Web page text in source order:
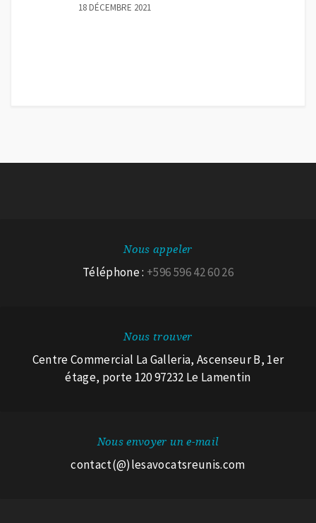
18 DÉCEMBRE 2021
Nous appeler
Téléphone : +596 596 42 60 26
Nous trouver
Centre Commercial La Galleria, Ascenseur B, 1er
étage, porte 120 97232 Le Lamentin
Nous envoyer un e-mail
contact(@)lesavocatsreunis.com